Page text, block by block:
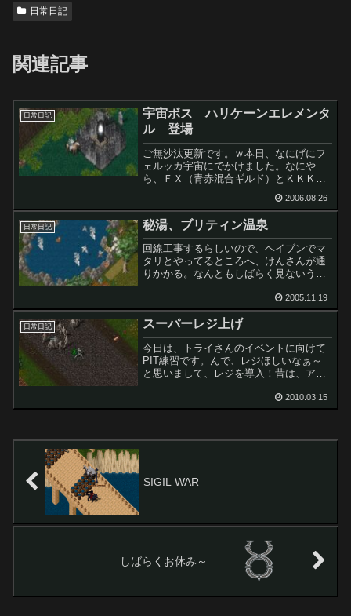
日常日記
関連記事
日常日記
宇宙ボス ハリケーンエレメンタ
ル 登場
ご無沙汰更新です。ｗ本日、なにげにフ
ェルッカ宇宙にでかけました。なにや
ら、ＦＸ（青赤混合ギルド）とＫＫＫＫ
てるやってるヽ(`Д´)ﾉ。お？お？なにあ
れ・・・。「？？？」ってなに？俺の頭
も？？？な感じです。...
2006.08.26
日常日記 秘湯、ブリティン温泉
回線工事するらしいので、ヘイブンでマ
タリとやってるところへ、けんさんが通
りかかる。なんともしばらく見ないうち
なく、家までもってるしｗかなりの荒行
をこなしておいでの様子。てわけで、ブ
リティン温泉で骨休めをし...
2005.11.19
日常日記 スーパーレジ上げ
今日は、トライさんのイベントに向けて
PIT練習です。んで、レジほしいなぁ～
と思いまして、レジを導入！昔は、アク
のですが、今はNEWヘイブンのレイスみ
たいなやつをひきつれてるだけで超高速
2010.03.15
SIGIL WAR
しばらくお休み～